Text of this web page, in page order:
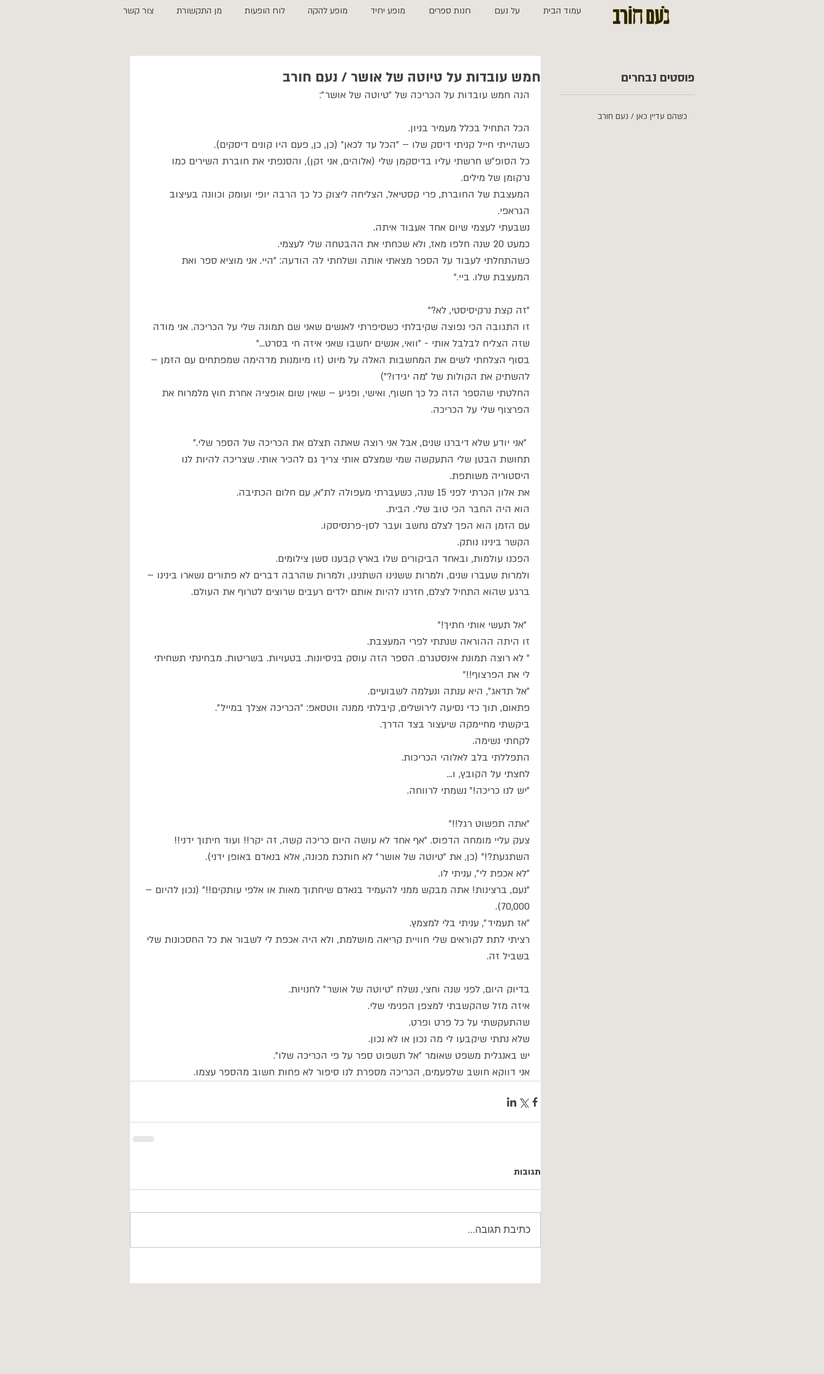
עמוד הבית על נעם חנות ספרים מופע יחיד מופע להקה לוח הופעות מן התקשורת צור קשר
חמש עובדות על טיוטה של אושר / נעם חורב
הנה חמש עובדות על הכריכה של ״טיוטה של אושר״:
הכל התחיל בכלל מעמיר בניון.
כשהייתי חייל קניתי דיסק שלו – ״הכל עד לכאן״ (כן, כן, פעם היו קונים דיסקים).
כל הסופ״ש חרשתי עליו בדיסקמן שלי (אלוהים, אני זקן), והסנפתי את חוברת השירים כמו
נרקומן של מילים.
המעצבת של החוברת, פרי קסטיאל, הצליחה ליצוק כל כך הרבה יופי ועומק וכוונה בעיצוב
הגראפי.
נשבעתי לעצמי שיום אחד אעבוד איתה.
כמעט 20 שנה חלפו מאז, ולא שכחתי את ההבטחה שלי לעצמי.
כשהתחלתי לעבוד על הספר מצאתי אותה ושלחתי לה הודעה: ״היי. אני מוציא ספר ואת
המעצבת שלו. ביי.״
״זה קצת נרקיסיסטי, לא?״
זו התגובה הכי נפוצה שקיבלתי כשסיפרתי לאנשים שאני שם תמונה שלי על הכריכה. אני מודה
שזה הצליח לבלבל אותי - ״וואי, אנשים יחשבו שאני איזה חי בסרט...״
בסוף הצלחתי לשים את המחשבות האלה על מיוט (זו מיומנות מדהימה שמפתחים עם הזמן –
להשתיק את הקולות של ״מה יגידו?״)
החלטתי שהספר הזה כל כך חשוף, ואישי, ופגיע – שאין שום אופציה אחרת חוץ מלמרוח את
הפרצוף שלי על הכריכה.
תחושת הבטן שלי התעקשה שמי שמצלם אותי צריך גם להכיר אותי. שצריכה להיות לנו
היסטוריה משותפת.
את אלון הכרתי לפני 15 שנה, כשעברתי מעפולה לת״א, עם חלום הכתיבה.
הוא היה החבר הכי טוב שלי. הבית.
עם הזמן הוא הפך לצלם נחשב ועבר לסן-פרנסיסקו.
הקשר בינינו נותק.
הפכנו עולמות, ובאחד הביקורים שלו בארץ קבענו סשן צילומים.
ולמרות שעברו שנים, ולמרות ששנינו השתנינו, ולמרות שהרבה דברים לא פתורים נשארו בינינו –
ברגע שהוא התחיל לצלם, חזרנו להיות אותם ילדים רעבים שרוצים לטרוף את העולם.
זו היתה ההוראה שנתתי לפרי המעצבת.
״ לא רוצה תמונת אינסטגרם. הספר הזה עוסק בניסיונות. בטעויות. בשריטות. מבחינתי תשחיתי
לי את הפרצוף!!״
״אל תדאג״, היא ענתה ונעלמה לשבועיים.
פתאום, תוך כדי נסיעה לירושלים, קיבלתי ממנה ווטסאפ: ״הכריכה אצלך במייל״.
ביקשתי מחיימקה שיעצור בצד הדרך.
לקחתי נשימה.
התפללתי בלב לאלוהי הכריכות.
לחצתי על הקובץ, ו...
״יש לנו כריכה!״ נשמתי לרווחה.
״אתה תפשוט רגל!!״
צעק עליי מומחה הדפוס. ״אף אחד לא עושה היום כריכה קשה, זה יקר!! ועוד חיתוך ידני!!
השתגעת?!״ (כן, את ״טיוטה של אושר״ לא חותכת מכונה, אלא בנאדם באופן ידני).
״לא אכפת לי״, עניתי לו.
״נעם, ברצינות! אתה מבקש ממני להעמיד בנאדם שיחתוך מאות או אלפי עותקים!!״ (נכון להיום –
70,000).
״אז תעמיד״, עניתי בלי למצמץ.
רציתי לתת לקוראים שלי חוויית קריאה מושלמת, ולא היה אכפת לי לשבור את כל החסכונות שלי
בשביל זה.
בדיוק היום, לפני שנה וחצי, נשלח ״טיוטה של אושר״ לחנויות.
איזה מזל שהקשבתי למצפן הפנימי שלי.
שהתעקשתי על כל פרט ופרט.
שלא נתתי שיקבעו לי מה נכון או לא נכון.
יש באנגלית משפט שאומר ״אל תשפוט ספר על פי הכריכה שלו״.
אני דווקא חושב שלפעמים, הכריכה מספרת לנו סיפור לא פחות חשוב מהספר עצמו.
תגובות
כתיבת תגובה...
פוסטים נבחרים
כשהם עדיין כאן / נעם חורב